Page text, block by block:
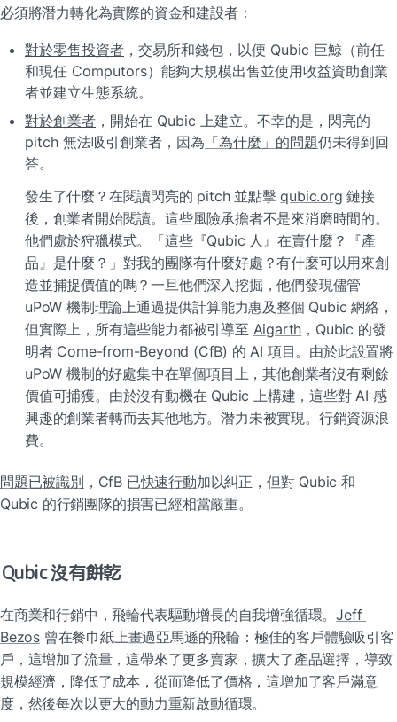
必須將潛力轉化為實際的資金和建設者：
對於零售投資者 ，交易所和錢包，以便 Qubic 巨鯨（前任
和現任 Computors）能夠大規模出售並使用收益資助創業
者並建立生態系統。
對於創業者 ，開始在 Qubic 上建立。不幸的是，閃亮的
pitch 無法吸引創業者，因為 「為什麼」的問題仍未得到回
答。
發生了什麼？在閱讀閃亮的 pitch 並點擊 qubic.org 鏈接
後，創業者開始閱讀。這些風險承擔者不是來消磨時間的。
他們處於狩獵模式。「這些『Qubic 人』在賣什麼？『產
品』是什麼？」對我的團隊有什麼好處？有什麼可以用來創
造並捕捉價值的嗎？一旦他們深入挖掘，他們發現儘管
uPoW 機制理論上通過提供計算能力惠及整個 Qubic 網絡，
但實際上，所有這些能力都被引導至 Aigarth ，Qubic 的發
明者 Come-from-Beyond (CfB) 的 AI 項目。由於此設置將
uPoW 機制的好處集中在單個項目上，其他創業者沒有剩餘
價值可捕獲。由於沒有動機在 Qubic 上構建，這些對 AI 感
興趣的創業者轉而去其他地方。潛力未被實現。行銷資源浪
費。
問題已被識別 ，CfB 已快速行動加以糾正，但對 Qubic 和
Qubic 的行銷團隊的損害已經相當嚴重。
Qubic 沒有餅乾
在商業和行銷中，飛輪代表驅動增長的自我增強循環。Jeff
Bezos 曾在餐巾紙上畫過亞馬遜的飛輪：極佳的客戶體驗吸引客
戶，這增加了流量，這帶來了更多賣家，擴大了產品選擇，導致
規模經濟，降低了成本，從而降低了價格，這增加了客戶滿意
度，然後每次以更大的動力重新啟動循環。